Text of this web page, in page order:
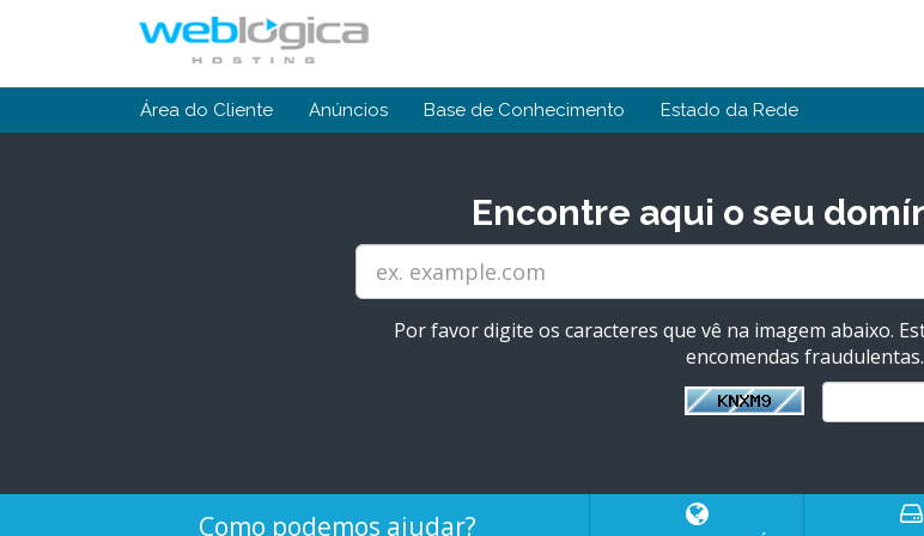
Área do Cliente Anúncios Base de Conhecimento Estado da Rede
Encontre aqui o seu
Por favor digite os caracteres que vê na imagem abaixo.
encomendas fraudulentas.
Como podemos ajudar?